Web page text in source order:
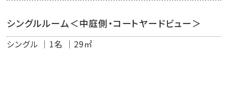
シングルルーム＜中庭側・コートヤードビュー＞
シングル 1名 29㎡